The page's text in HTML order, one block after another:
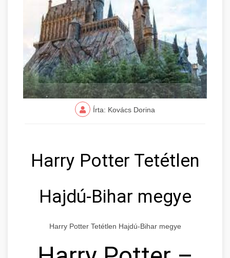
Írta: Kovács Dorina
Harry Potter Tetétlen
Hajdú-Bihar megye
Harry Potter Tetétlen Hajdú-Bihar megye